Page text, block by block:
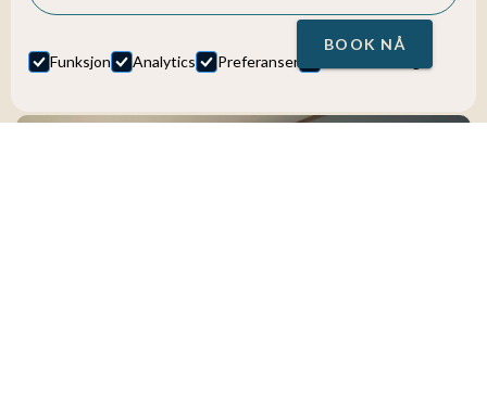
Funksjon Analytics Preferanser
Galleri BOOK NÅ